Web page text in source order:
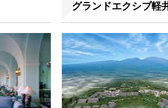
グランドエクシブ軽